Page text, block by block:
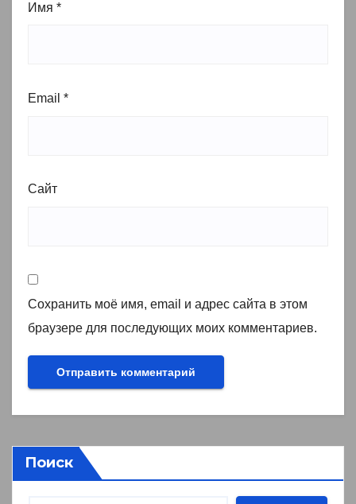
Имя *
Email *
Сайт
Сохранить моё имя, email и адрес сайта в этом
браузере для последующих моих комментариев.
Поиск